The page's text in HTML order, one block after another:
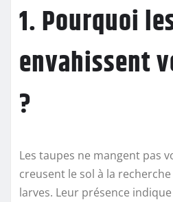
1. Pourquoi
envahissent
?
Les taupes ne mangent pas
creusent le sol à la
larves. Leur présence